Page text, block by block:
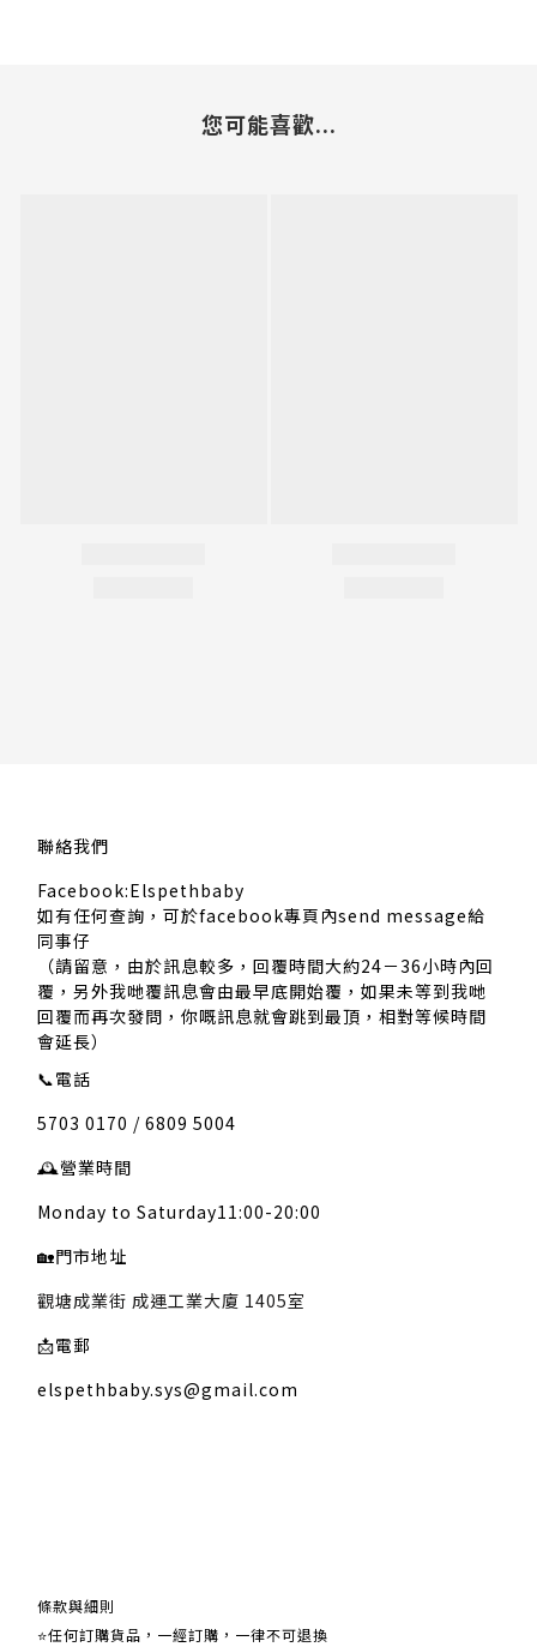
您可能喜歡...
聯絡我們
Facebook:Elspethbaby
如有任何查詢，可於facebook專頁內send message給
同事仔
（請留意，由於訊息較多，回覆時間大約24－36小時內回
覆，另外我哋覆訊息會由最早底開始覆，如果未等到我哋
回覆而再次發問，你嘅訊息就會跳到最頂，相對等候時間
會延長）
📞電話
5703 0170 / 6809 5004
🕰️營業時間
Monday to Saturday11:00-20:00
🏡門市地址
觀塘成業街 成運工業大廈 1405室
📩電郵
elspethbaby.sys@gmail.com
條款與細則
⭐任何訂購貨品，一經訂購，一律不可退換